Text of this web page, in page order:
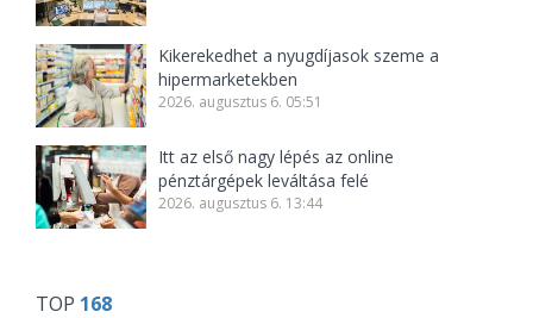
Kikerekedhet a nyugdíjasok szeme a
hipermarketekben
2026. augusztus 6. 05:51
Itt az első nagy lépés az online
pénztárgépek leváltása felé
2026. augusztus 6. 13:44
TOP 168